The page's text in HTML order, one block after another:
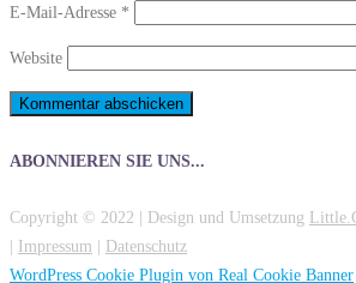
E-Mail-Adresse *
Website
ABONNIEREN SIE UNS...
Copyright © 2022 | Design und Umsetzung
| Impressum | Datenschutz
WordPress Cookie Plugin von Real Cookie Banner